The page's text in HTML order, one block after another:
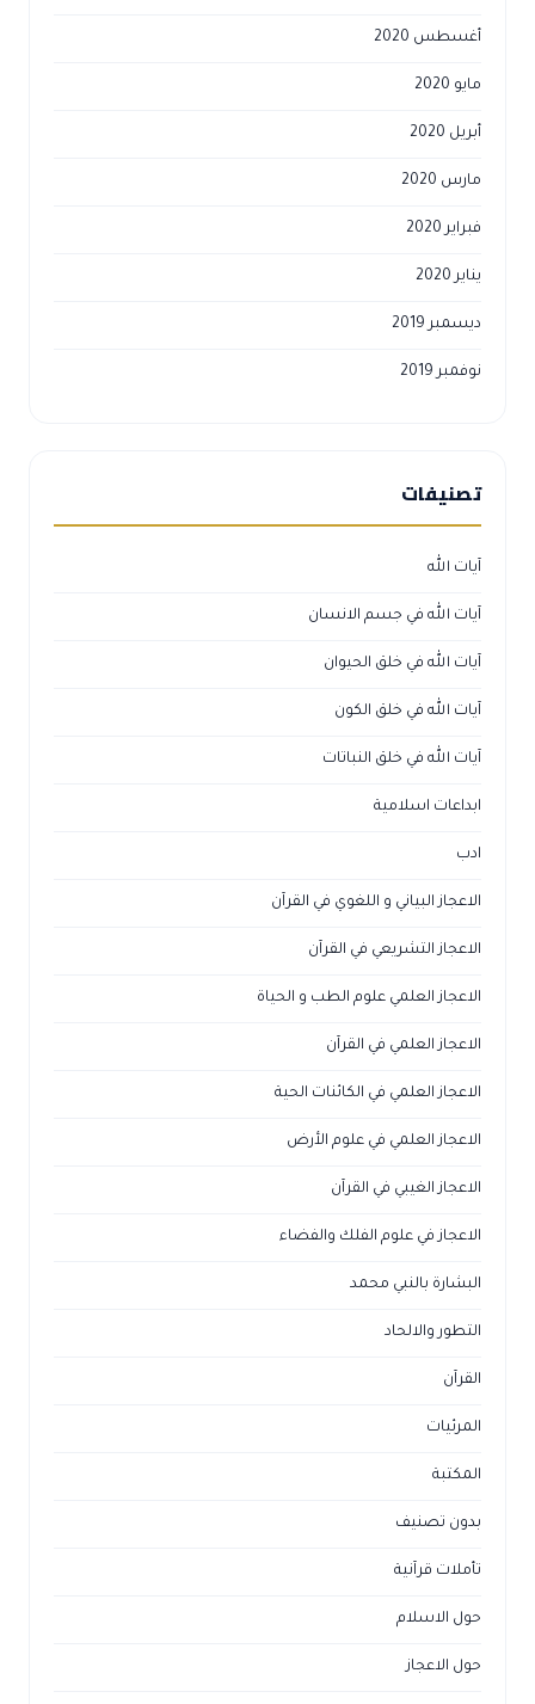
أغسطس 2020
مايو 2020
أبريل 2020
مارس 2020
فبراير 2020
يناير 2020
ديسمبر 2019
نوفمبر 2019
تصنيفات
آيات الله
آيات الله في جسم الانسان
آيات الله في خلق الحيوان
آيات الله في خلق الكون
آيات الله في خلق النباتات
ابداعات اسلامية
ادب
الاعجاز البياني و اللغوي في القرآن
الاعجاز التشريعي في القرآن
الاعجاز العلمي علوم الطب و الحياة
الاعجاز العلمي في القرآن
الاعجاز العلمي في الكائنات الحية
الاعجاز العلمي في علوم الأرض
الاعجاز الغيبي في القرآن
الاعجاز في علوم الفلك والفضاء
البشارة بالنبي محمد
التطور والالحاد
القرآن
المرئيات
المكتبة
بدون تصنيف
تأملات قرآنية
حول الاسلام
حول الاعجاز